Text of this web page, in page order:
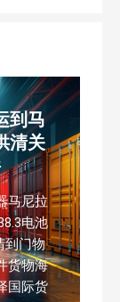
到马
清关
马尼拉
电池
到门物
货物海
国际货